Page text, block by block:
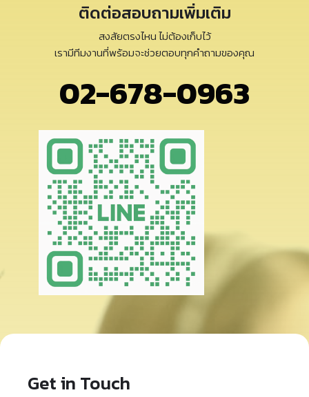
ติดต่อสอบถามเพิ่มเติม
สงสัยตรงไหน ไม่ต้องเก็บไว้
เรามีทีมงานที่พร้อมจะช่วยตอบทุกคำถามของคุณ
02-678-0963
Get in Touch